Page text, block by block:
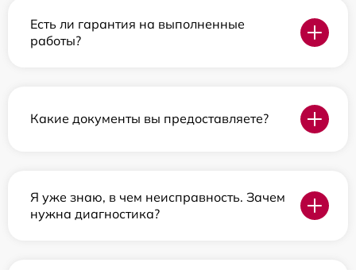
Есть ли гарантия на выполненные
работы?
Какие документы вы предоставляете?
Я уже знаю, в чем неисправность. Зачем
нужна диагностика?